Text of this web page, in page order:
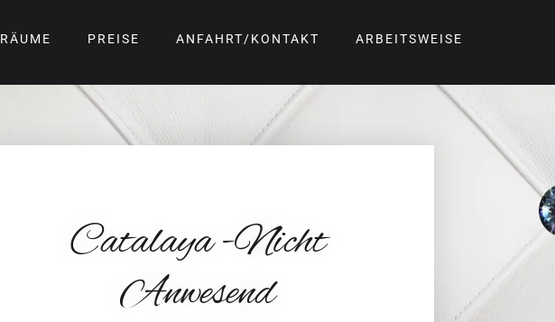
RÄUME PREISE ANFAHRT/KONTAKT ARBEITSWEISE
Catalaya -nicht
Anwesend